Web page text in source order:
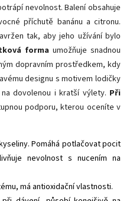
nevolnost. Balení obsahuje
příchutě banánu a citronu.
tak, aby jeho užívání bylo
forma umožňuje snadnou
dopravním prostředkem, kdy
designu s motivem lodičky
dovolenou i kratší výlety. Při
podporu, kterou oceníte v
Pomáhá potlačovat pocit
nevolnost s nucením na
má antioxidační vlastnosti.